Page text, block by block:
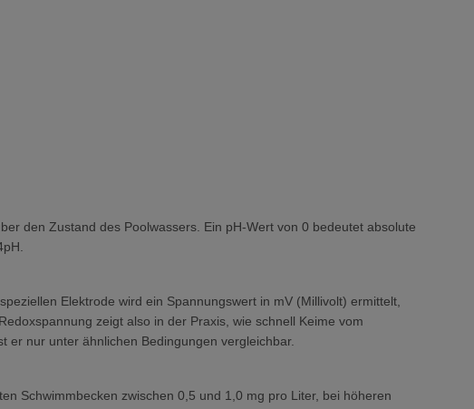
den Zustand des Poolwassers. Ein pH-Wert von 0 bedeutet absolute
Elektrode wird ein Spannungswert in mV (Millivolt) ermittelt,
zeigt also in der Praxis, wie schnell Keime vom
er nur unter ähnlichen Bedingungen vergleichbar.
Schwimmbecken zwischen 0,5 und 1,0 mg pro Liter, bei höheren